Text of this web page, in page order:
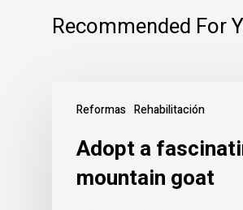
Recommended For
Reformas Rehabilitación
Adopt a
mountain goat